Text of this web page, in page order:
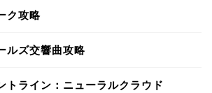
ク攻略
ルズ交響曲攻略
トライン：ニューラルクラウド